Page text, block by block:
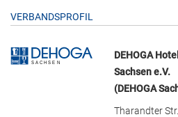
VERBANDSPROFIL
DEHOGA
Sachsen e.V.
(DEHOGA
Tharandter